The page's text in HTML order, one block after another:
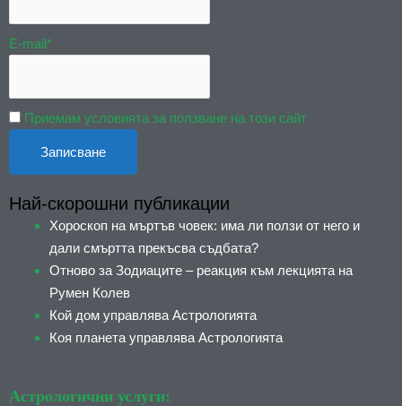
E-mail*
Приемам условията за ползване на този сайт
Най-скорошни публикации
Хороскоп на мъртъв човек: има ли ползи от него и
дали смъртта прекъсва съдбата?
Отново за Зодиаците – реакция към лекцията на
Румен Колев
Кой дом управлява Астрологията
Коя планета управлява Астрологията
Астрологични услуги: